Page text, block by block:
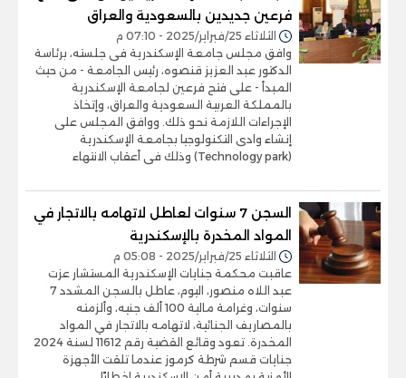
فرعين جديدين بالسعودية والعراق
الثلاثاء 25/فبراير/2025 - 07:10 م
وافق مجلس جامعة الإسكندرية فى جلسته، برئاسة
الدكتور عبد العزيز قنصوه، رئيس الجامعة - من حيث
المبدأ - على فتح فرعين لجامعة الإسكندرية
بالمملكة العربية السعودية والعراق، وإتخاذ
الإجراءات اللازمة نحو ذلك. ووافق المجلس على
إنشاء وادى التكنولوجيا بجامعة الإسكندرية
(Technology park) وذلك فى أعقاب الانتهاء
السجن 7 سنوات لعاطل لاتهامه بالاتجار في
المواد المخدرة بالإسكندرية
الثلاثاء 25/فبراير/2025 - 05:08 م
عاقبت محكمة جنايات الإسكندرية المستشار عزت
عبد اللاه منصور، اليوم، عاطل بالسجن المشدد 7
سنوات، وغرامة مالية 100 ألف جنيه، وألزمته
بالمصاريف الجنائية، لاتهامه بالاتجار في المواد
المخدرة. تعود وقائع القضية رقم 11612 لسنة 2024
جنايات قسم شرطة كرموز عندما تلقت الأجهزة